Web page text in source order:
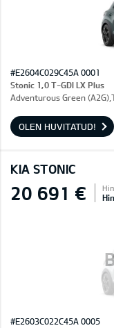
#E2604C029C45A 0001
Stonic 1,0 T-GDI LX Plus
Adventurous Green
OLEN HUVITATUD!
KIA STONIC
20 691 €
#E2603C022C45A 0005